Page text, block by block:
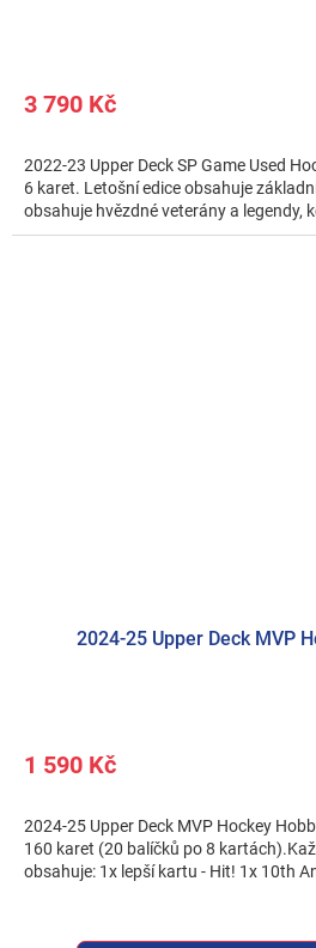
3 790 Kč
2022-23 Upper Deck SP Game Used
6 karet. Letošní edice obsahuje
obsahuje hvězdné veterány a legendy,
2024-25 Upper Deck MVP
1 590 Kč
2024-25 Upper Deck MVP Hockey
160 karet (20 balíčků po 8
obsahuje: 1x lepší kartu - Hit! 1x 10th